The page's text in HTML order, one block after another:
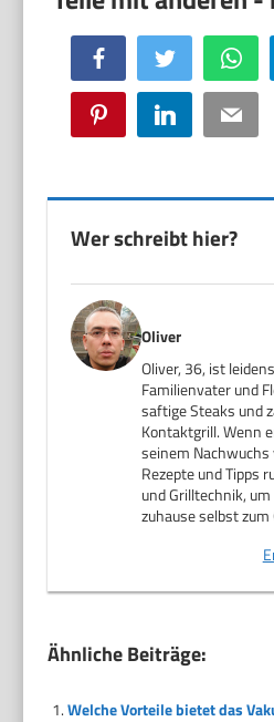
Facebook Twitter
Pinterest LinkedIn Email
Wer schreibt hier?
Oliver
Oliver, 36, ist
Familienvater und
saftige Steaks und
Kontaktgrill. Wenn
seinem
Rezepte und Tipps
und Grilltechnik,
zuhause selbst
Ähnliche Beiträge:
Welche Vorteile bietet das